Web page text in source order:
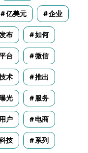
亿美元 企业
布 如何
台 微信
术 推出
光 服务
用户 电商
技 系列